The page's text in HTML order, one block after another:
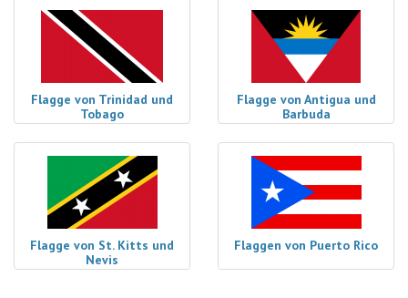
Flagge von Trinidad und
Tobago
Flagge von Antigua und
Barbuda
Flagge von St. Kitts und
Nevis
Flaggen von Puerto Rico